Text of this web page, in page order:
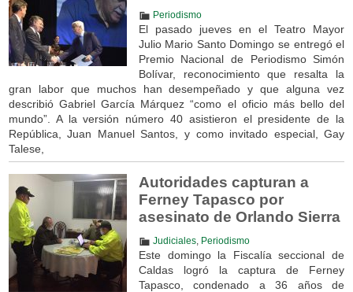
Periodismo
El pasado jueves en el Teatro Mayor
Julio Mario Santo Domingo se entregó el
Premio Nacional de Periodismo Simón
Bolívar, reconocimiento que resalta la
gran labor que muchos han desempeñado y que alguna vez
describió Gabriel García Márquez “como el oficio más bello del
mundo”. A la versión número 40 asistieron el presidente de la
República, Juan Manuel Santos, y como invitado especial, Gay
Talese,
Autoridades capturan a
Ferney Tapasco por
asesinato de Orlando Sierra
Judiciales, Periodismo
Este domingo la Fiscalía seccional de
Caldas logró la captura de Ferney
Tapasco, condenado a 36 años de